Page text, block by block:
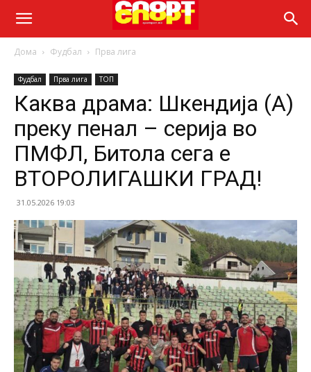
Дома Фудбал Прва лига
Фудбал Прва лига ТОП
Каква драма: Шкендија (А)
преку пенал – серија во
ПМФЛ, Битола сега е
ВТОРОЛИГАШКИ ГРАД!
31.05.2026 19:03